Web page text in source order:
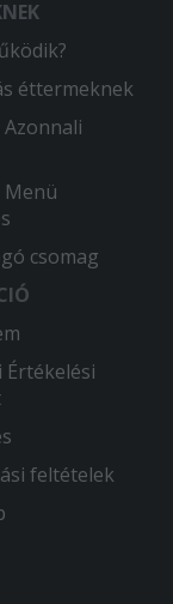
éttermeknek
Menü
csomag
Értékelési
feltételek